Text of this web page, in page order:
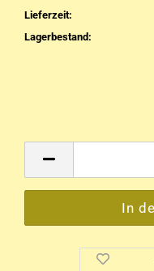
Lieferzeit:
Lagerbestand: